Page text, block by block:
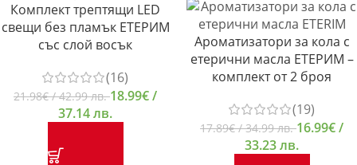
Комплект трептящи LED
свещи без пламък ЕТЕРИМ
със слой восък
(16)
21.98€/ 42.99 лв.18.99€/
37.14 лв.
Ароматизатори за кола с
етерични масла ЕТЕРИМ –
комплект от 2 броя
(19)
17.89€/ 34.99 лв.16.99€/
33.23 лв.